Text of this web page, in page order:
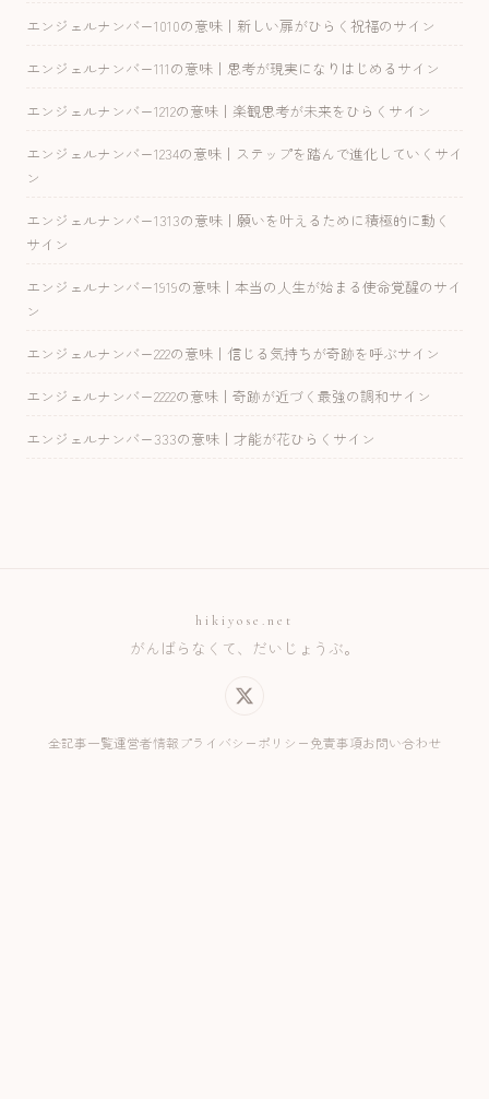
エンジェルナンバー1010の意味｜新しい扉がひらく祝福のサイン
エンジェルナンバー111の意味｜思考が現実になりはじめるサイン
エンジェルナンバー1212の意味｜楽観思考が未来をひらくサイン
エンジェルナンバー1234の意味｜ステップを踏んで進化していくサイ
ン
エンジェルナンバー1313の意味｜願いを叶えるために積極的に動く
サイン
エンジェルナンバー1919の意味｜本当の人生が始まる使命覚醒のサイ
ン
エンジェルナンバー222の意味｜信じる気持ちが奇跡を呼ぶサイン
エンジェルナンバー2222の意味｜奇跡が近づく最強の調和サイン
エンジェルナンバー333の意味｜才能が花ひらくサイン
hikiyose.net
がんばらなくて、だいじょうぶ。
全記事一覧運営者情報 プライバシーポリシー免責事項お問い合わせ